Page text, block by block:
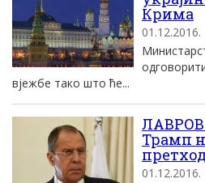
Крима
01.12.2016.
вјежбе тако што ће...
Трамп
01.12.2016.